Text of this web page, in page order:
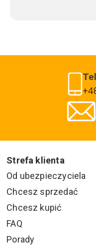
Strefa klienta
Od ubezpieczyciela
Chcesz sprzedać
Chcesz kupić
FAQ
Porady